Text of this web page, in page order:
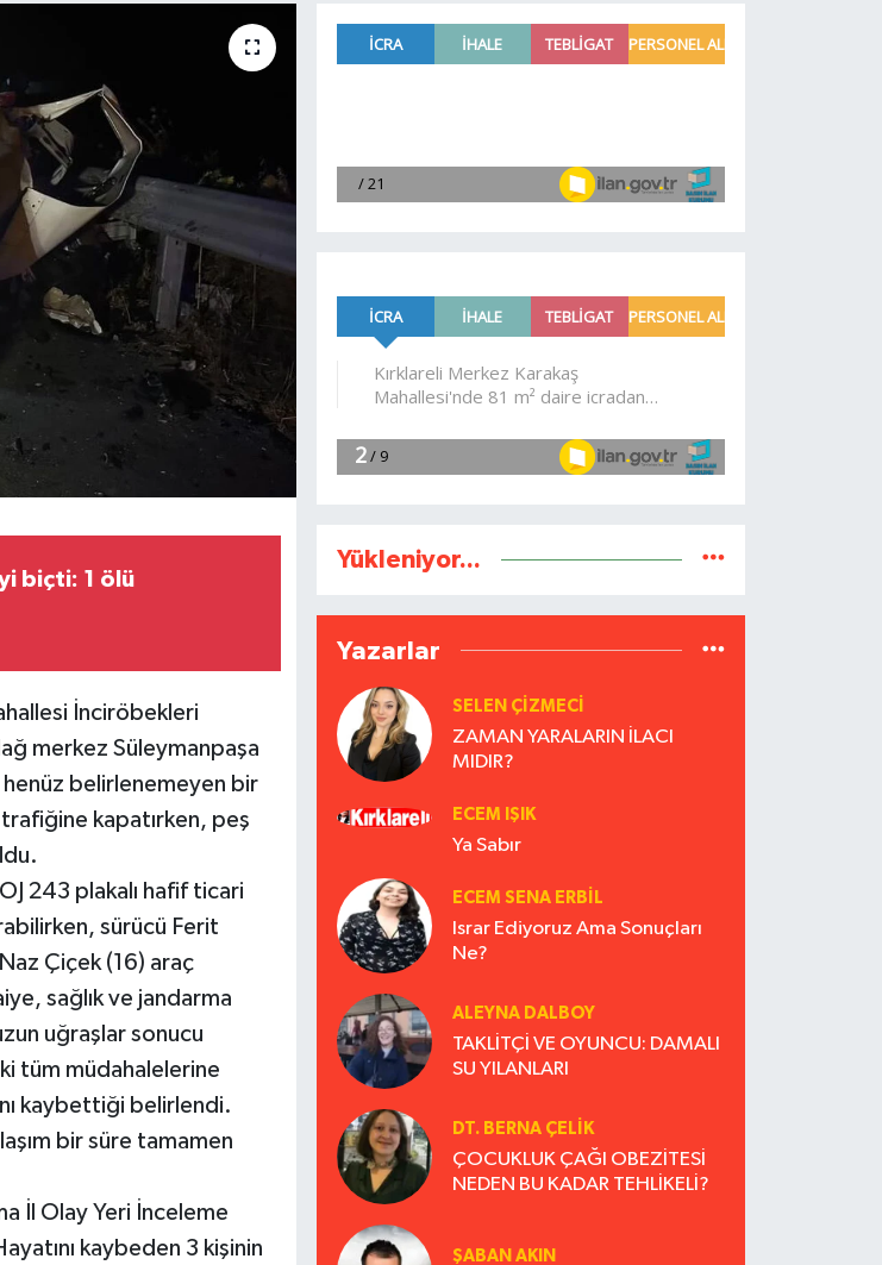
biçti: 1 ölü
İnciröbekleri
merkez Süleymanpaşa
belirlenemeyen bir
kapatırken, peş
243 plakalı hafif ticari
sürücü Ferit
Çiçek (16) araç
sağlık ve jandarma
uğraşlar sonucu
tüm müdahalelerine
kaybettiği belirlendi.
bir süre tamamen
İl Olay Yeri İnceleme
kaybeden 3 kişinin
Yükleniyor...
Yazarlar
SELEN ÇİZMECİ
ZAMAN YARALARIN İLACI
MIDIR?
ECEM IŞIK
Ya Sabır
ECEM SENA ERBIL
Israr Ediyoruz Ama Sonuçları
Ne?
ALEYNA DALBOY
TAKLİTÇİ VE OYUNCU: DAMALI
SU YILANLARI
DT. BERNA ÇELIK
ÇOCUKLUK ÇAĞI OBEZİTESİ
NEDEN BU KADAR TEHLİKELİ?
ŞABAN AKIN